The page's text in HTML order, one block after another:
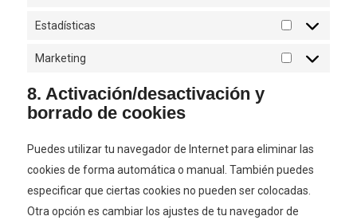
Estadísticas
Marketing
8. Activación/desactivación y
borrado de cookies
Puedes utilizar tu navegador de Internet para eliminar las
cookies de forma automática o manual. También puedes
especificar que ciertas cookies no pueden ser colocadas.
Otra opción es cambiar los ajustes de tu navegador de